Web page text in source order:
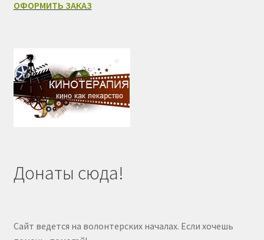
ОФОРМИТЬ ЗАКАЗ
Донаты сюда!
Сайт ведется на волонтерских началах. Если хочешь